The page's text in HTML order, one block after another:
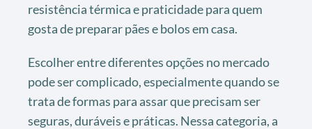
resistência térmica e praticidade para quem
gosta de preparar pães e bolos em casa.
Escolher entre diferentes opções no mercado
pode ser complicado, especialmente quando se
trata de formas para assar que precisam ser
seguras, duráveis e práticas. Nessa categoria, a